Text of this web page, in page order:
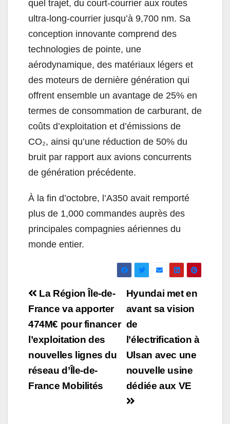
quel trajet, du court-courrier aux routes
ultra-long-courrier jusqu’à 9,700 nm. Sa
conception innovante comprend des
technologies de pointe, une
aérodynamique, des matériaux légers et
des moteurs de dernière génération qui
offrent ensemble un avantage de 25% en
termes de consommation de carburant, de
coûts d’exploitation et d’émissions de
CO₂, ainsi qu’une réduction de 50% du
bruit par rapport aux avions concurrents
de génération précédente.
À la fin d’octobre, l’A350 avait remporté
plus de 1,000 commandes auprès des
principales compagnies aériennes du
monde entier.
Navigation
de
l’article
Hyundai met en
avant sa vision
de
l’électrification à
Ulsan avec une
nouvelle usine
dédiée aux VE
La Région Île-de-
France va apporter
474M€ pour financer
l’exploitation des
nouvelles lignes du
réseau d’Île-de-
France Mobilités